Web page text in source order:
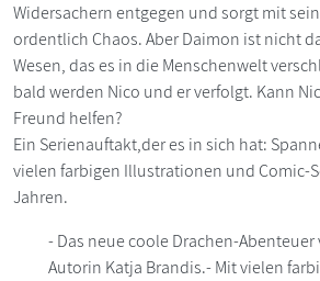
Widersachern entgegen und sorgt mit
ordentlich Chaos. Aber Daimon ist nicht
Wesen, das es in die Menschenwelt
bald werden Nico und er verfolgt. Kann
Freund helfen?
Ein Serienauftakt,der es in sich hat:
vielen farbigen Illustrationen und Comic-
Jahren.
- Das neue coole Drachen-
Autorin Katja Brandis.- Mit vielen